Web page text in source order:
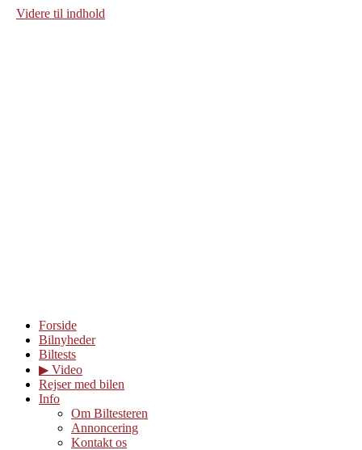
Videre til indhold
Forside
Bilnyheder
Biltests
▶︎ Video
Rejser med bilen
Info
Om Biltesteren
Annoncering
Kontakt os